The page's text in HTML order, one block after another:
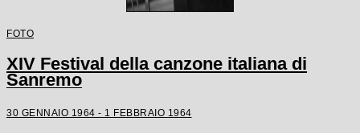
FOTO
XIV Festival della canzone italiana di
Sanremo
30 GENNAIO 1964 - 1 FEBBRAIO 1964